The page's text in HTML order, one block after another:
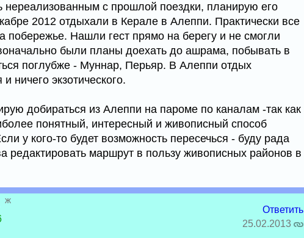
нереализованным с прошлой поездки, планирую его
2012 отдыхали в Керале в Алеппи. Практически все
побережье. Нашли гест прямо на берегу и не смогли
были планы доехать до ашрама, побывать в
поглубже - Муннар, Перьяр. В Алеппи отдых
ничего экзотического.
добираться из Алеппи на пароме по каналам -так как
понятный, интересный и живописный способ
у кого-то будет возможность пересечься - буду рада
редактировать маршрут в пользу живописных районов в
ж
Ответить
25.02.2013